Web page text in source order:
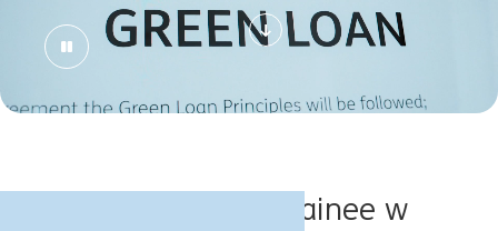
Oferty pracy Trainee w